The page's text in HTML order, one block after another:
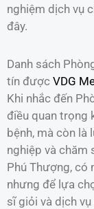
nghiệm dịch vụ
đây.
Danh sách
tín được VDG
Khi nhắc đến
điều quan trọng
bệnh, mà còn là
nghiệp và chăm
Phú Thượng, có
nhưng để lựa
sĩ giỏi và dịch